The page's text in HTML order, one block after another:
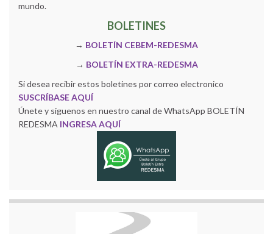
mundo.
BOLETINES
→ BOLETÍN CEBEM-REDESMA
→ BOLETÍN EXTRA-REDESMA
Si desea recibir estos boletines por correo electronico
SUSCRÍBASE AQUÍ
Únete y siguenos en nuestro canal de WhatsApp BOLETÍN
REDESMA INGRESA AQUÍ